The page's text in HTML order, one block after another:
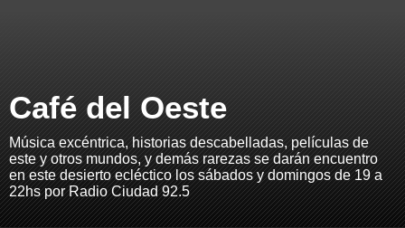
Café del Oeste
Música excéntrica, historias descabelladas, películas de
este y otros mundos, y demás rarezas se darán encuentro
en este desierto ecléctico los sábados y domingos de 19 a
22hs por Radio Ciudad 92.5